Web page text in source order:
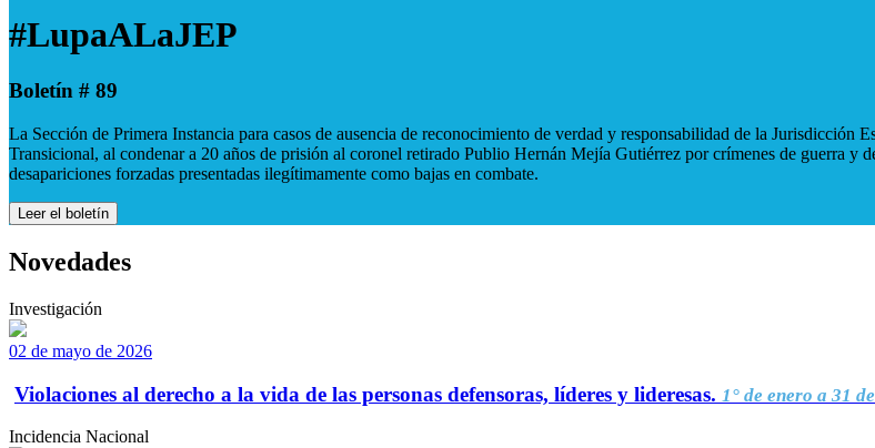
#LupaALaJEP
Boletín # 89
La Sección de Primera Instancia para casos de ausencia de reconocimiento de verdad y responsabilidad de la Jurisdicción
Transicional, al condenar a 20 años de prisión al coronel retirado Publio Hernán Mejía Gutiérrez por crímenes de guerra y
desapariciones forzadas presentadas ilegítimamente como bajas en combate.
Leer el boletín
Novedades
Investigación
02 de mayo de 2026
Violaciones al derecho a la vida de las personas defensoras, líderes y lideresas. 1° de enero a 31
Incidencia Nacional